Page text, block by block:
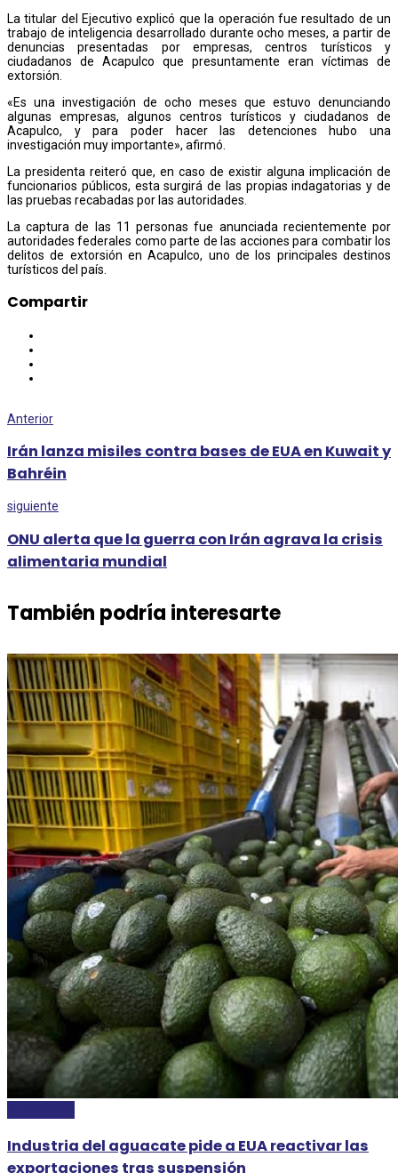
La titular del Ejecutivo explicó que la operación fue resultado de un
trabajo de inteligencia desarrollado durante ocho meses, a partir de
denuncias presentadas por empresas, centros turísticos y
ciudadanos de Acapulco que presuntamente eran víctimas de
extorsión.
«Es una investigación de ocho meses que estuvo denunciando
algunas empresas, algunos centros turísticos y ciudadanos de
Acapulco, y para poder hacer las detenciones hubo una
investigación muy importante», afirmó.
La presidenta reiteró que, en caso de existir alguna implicación de
funcionarios públicos, esta surgirá de las propias indagatorias y de
las pruebas recabadas por las autoridades.
La captura de las 11 personas fue anunciada recientemente por
autoridades federales como parte de las acciones para combatir los
delitos de extorsión en Acapulco, uno de los principales destinos
turísticos del país.
Compartir
Anterior
Irán lanza misiles contra bases de EUA en Kuwait y
Bahréin
siguiente
ONU alerta que la guerra con Irán agrava la crisis
alimentaria mundial
También podría interesarte
Industria del aguacate pide a EUA reactivar las
exportaciones tras suspensión